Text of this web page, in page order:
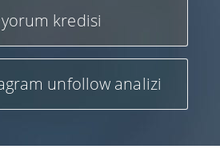
kredisi
unfollow analizi